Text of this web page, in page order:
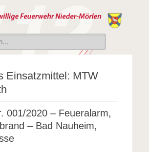
Freiwillige
Feuerwehr Nieder-
Mörlen e.V.
Nieder-Mörlen e.v.
Einsatzmittel: MTW
001/2020 – Feueralarm,
– Bad Nauheim,